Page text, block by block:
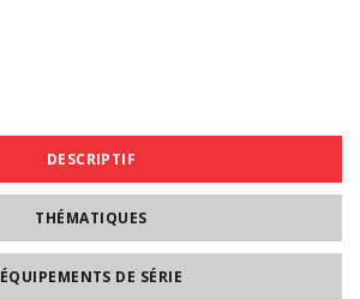
DESCRIPTIF
THÉMATIQUES
ÉQUIPEMENTS DE SÉRIE